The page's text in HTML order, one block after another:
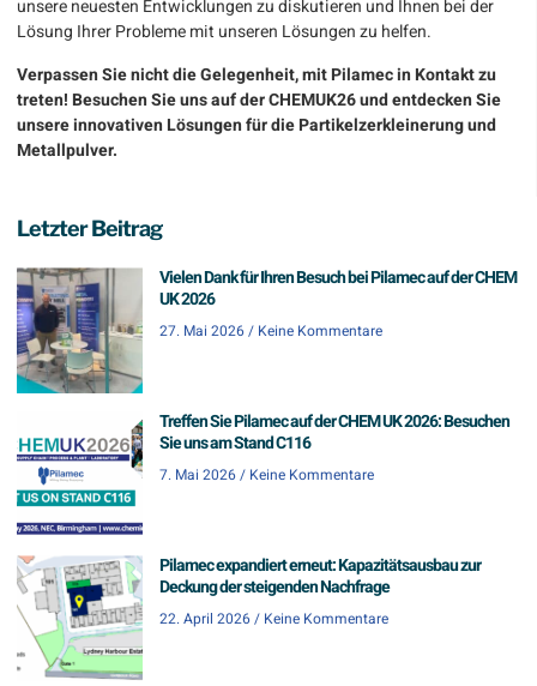
unsere neuesten Entwicklungen zu diskutieren und Ihnen bei der
Lösung Ihrer Probleme mit unseren Lösungen zu helfen.
Verpassen Sie nicht die Gelegenheit, mit Pilamec in Kontakt zu
treten! Besuchen Sie uns auf der CHEMUK26 und entdecken Sie
unsere innovativen Lösungen für die Partikelzerkleinerung und
Metallpulver.
Letzter Beitrag
Vielen Dank für Ihren Besuch bei Pilamec auf der CHEM
UK 2026
27. Mai 2026 Keine Kommentare
Treffen Sie Pilamec auf der CHEM UK 2026: Besuchen
Sie uns am Stand C116
7. Mai 2026 Keine Kommentare
Pilamec expandiert erneut: Kapazitätsausbau zur
Deckung der steigenden Nachfrage
22. April 2026 Keine Kommentare